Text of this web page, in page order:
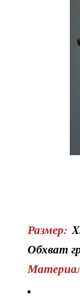
Размер:
Обхват